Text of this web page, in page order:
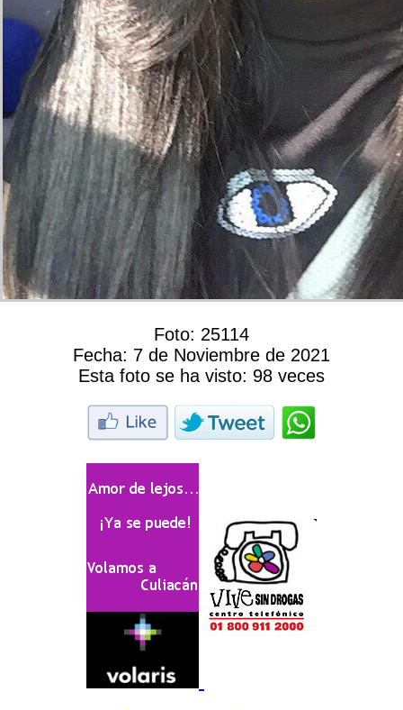
Foto: 25114
Fecha: 7 de Noviembre de 2021
Esta foto se ha visto: 98 veces